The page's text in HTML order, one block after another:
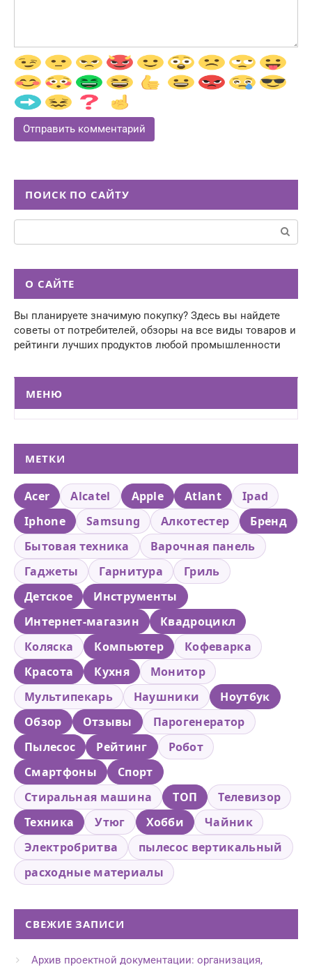
ПОИСК ПО САЙТУ
Поиск:
О САЙТЕ
Вы планируете значимую покупку? Здесь вы найдете
советы от потребителей, обзоры на все виды товаров и
рейтинги лучших продуктов любой промышленности
МЕНЮ
МЕТКИ
Acer Alcatel Apple Atlant
Ipad
Iphone
Samsung Алкотестер
Бренд
Бытовая техника
Варочная панель
Гаджеты
Гарнитура
Гриль
Детское
Инструменты
Интернет-магазин
Квадроцикл
Коляска
Компьютер
Кофеварка
Красота
Кухня
Монитор
Мультипекарь
Наушники
Ноутбук
Обзор
Отзывы
Парогенератор
Пылесос
Рейтинг
Робот
Смартфоны
Спорт
Стиральная машина
ТОП
Телевизор
Техника
Утюг Хобби
Чайник
Электробритва
пылесос вертикальный
расходные материалы
СВЕЖИЕ ЗАПИСИ
Архив проектной документации: организация,